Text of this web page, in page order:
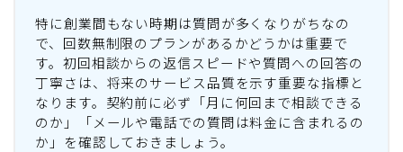
特に創業間もない時期は質問が多くなりがちなの
で、回数無制限のプランがあるかどうかは重要で
す。初回相談からの返信スピードや質問への回答の
丁寧さは、将来のサービス品質を示す重要な指標と
なります。契約前に必ず「月に何回まで相談できる
のか」「メールや電話での質問は料金に含まれるの
か」を確認しておきましょう。